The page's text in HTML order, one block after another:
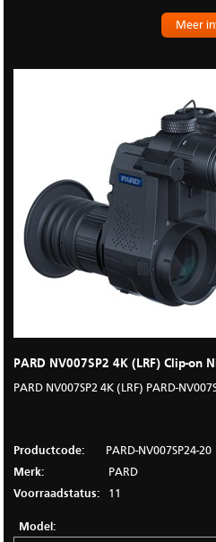
Meer
PARD NV007SP2 4K (LRF) Clip-on
PARD NV007SP2 4K (LRF) PARD-
Productcode:
PARD-NV007SP24-20
Merk:
PARD
Voorraadstatus:
11
Model: